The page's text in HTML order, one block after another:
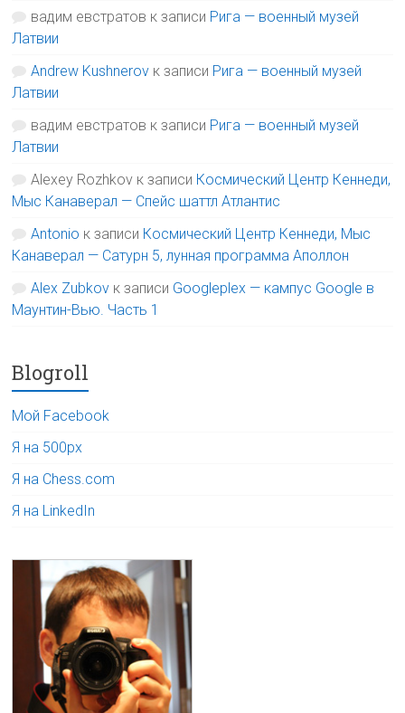
вадим евстратов к записи Рига — военный музей
Латвии
Andrew Kushnerov к записи Рига — военный музей
Латвии
вадим евстратов к записи Рига — военный музей
Латвии
Alexey Rozhkov к записи Космический Центр Кеннеди,
Мыс Канаверал — Спейс шаттл Атлантис
Antonio к записи Космический Центр Кеннеди, Мыс
Канаверал — Сатурн 5, лунная программа Аполлон
Alex Zubkov к записи Googleplex — кампус Google в
Маунтин-Вью. Часть 1
Blogroll
Мой Facebook
Я на 500px
Я на Chess.com
Я на LinkedIn